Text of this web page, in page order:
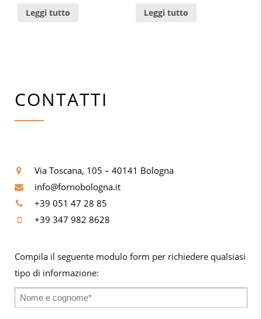
Leggi tutto Leggi tutto
CONTATTI
Via Toscana, 105 – 40141 Bologna
info@fornobologna.it
+39 051 47 28 85
+39 347 982 8628
Compila il seguente modulo form per richiedere qualsiasi
tipo di informazione: